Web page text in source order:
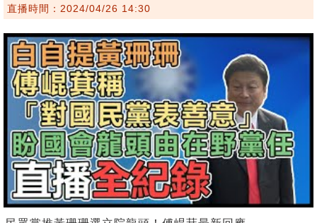
直播時間：2024/04/26 14:30